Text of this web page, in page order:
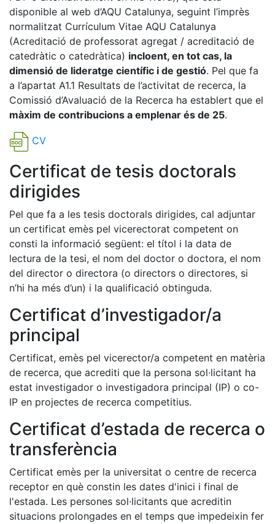
disponible al web d’AQU Catalunya, seguint l’imprès
normalitzat Currículum Vitae AQU Catalunya
(Acreditació de professorat agregat / acreditació de
catedràtic o catedràtica) incloent, en tot cas, la
dimensió de lideratge científic i de gestió. Pel que fa
a l’apartat A1.1 Resultats de l’activitat de recerca, la
Comissió d’Avaluació de la Recerca ha establert que el
màxim de contribucions a emplenar és de 25.
CV
Certificat de tesis doctorals
dirigides
Pel que fa a les tesis doctorals dirigides, cal adjuntar
un certificat emès pel vicerectorat competent on
consti la informació següent: el títol i la data de
lectura de la tesi, el nom del doctor o doctora, el nom
del director o directora (o directors o directores, si
n’hi ha més d’un) i la qualificació obtinguda.
Certificat d’investigador/a
principal
Certificat, emès pel vicerector/a competent en matèria
de recerca, que acrediti que la persona sol·licitant ha
estat investigador o investigadora principal (IP) o co-
IP en projectes de recerca competitius.
Certificat d’estada de recerca o
transferència
Certificat emès per la universitat o centre de recerca
receptor en què constin les dates d'inici i final de
l'estada. Les persones sol·licitants que acreditin
situacions prolongades en el temps que impedeixin fer